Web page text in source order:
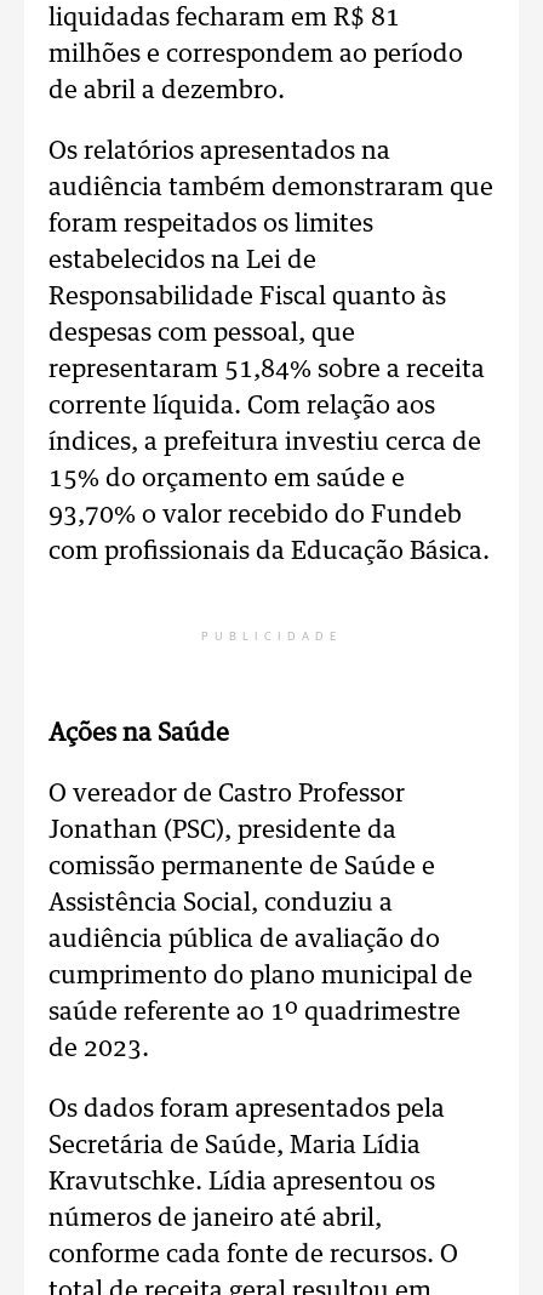
liquidadas fecharam em R$ 81
milhões e correspondem ao período
de abril a dezembro.
Os relatórios apresentados na
audiência também demonstraram que
foram respeitados os limites
estabelecidos na Lei de
Responsabilidade Fiscal quanto às
despesas com pessoal, que
representaram 51,84% sobre a receita
corrente líquida. Com relação aos
índices, a prefeitura investiu cerca de
15% do orçamento em saúde e
93,70% o valor recebido do Fundeb
com profissionais da Educação Básica.
PUBLICIDADE
Ações na Saúde
O vereador de Castro Professor
Jonathan (PSC), presidente da
comissão permanente de Saúde e
Assistência Social, conduziu a
audiência pública de avaliação do
cumprimento do plano municipal de
saúde referente ao 1º quadrimestre
de 2023.
Os dados foram apresentados pela
Secretária de Saúde, Maria Lídia
Kravutschke. Lídia apresentou os
números de janeiro até abril,
conforme cada fonte de recursos. O